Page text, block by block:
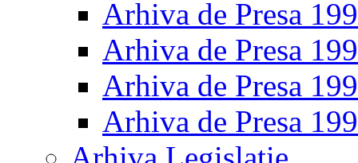
Arhiva de Presa
Arhiva de Presa
Arhiva de Presa
Arhiva de Presa